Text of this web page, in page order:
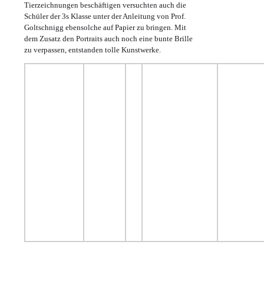
Tierzeichnungen beschäftigen versuchten auch die
Schüler der 3s Klasse unter der Anleitung von Prof.
Goltschnigg ebensolche auf Papier zu bringen. Mit
dem Zusatz den Portraits auch noch eine bunte Brille
zu verpassen, entstanden tolle Kunstwerke.